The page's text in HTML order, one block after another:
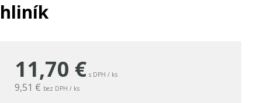
11,70 € s DPH / ks
9,51 € bez DPH / ks